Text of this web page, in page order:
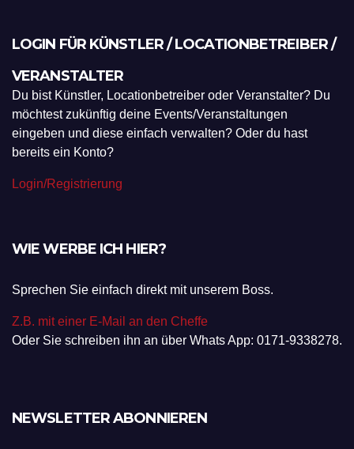
LOGIN FÜR KÜNSTLER / LOCATIONBETREIBER /
VERANSTALTER
Du bist Künstler, Locationbetreiber oder Veranstalter? Du
möchtest zukünftig deine Events/Veranstaltungen
eingeben und diese einfach verwalten? Oder du hast
bereits ein Konto?
Login/Registrierung
WIE WERBE ICH HIER?
Sprechen Sie einfach direkt mit unserem Boss.
Z.B. mit einer E-Mail an den Cheffe
Oder Sie schreiben ihn an über Whats App: 0171-9338278.
NEWSLETTER ABONNIEREN